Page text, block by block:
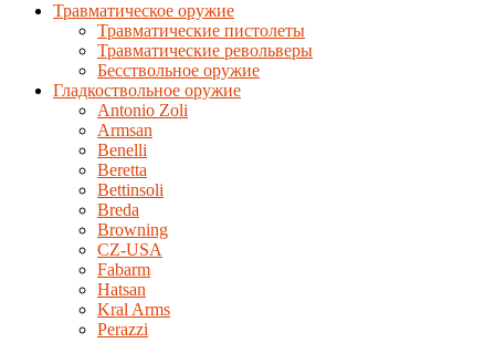
Травматическое оружие
Травматические пистолеты
Травматические револьверы
Бесствольное оружие
Гладкоствольное оружие
Antonio Zoli
Armsan
Benelli
Beretta
Bettinsoli
Breda
Browning
CZ-USA
Fabarm
Hatsan
Kral Arms
Perazzi